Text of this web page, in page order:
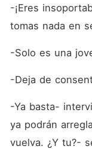
-¡Eres
tomas nada en
-Solo es una
-Deja de
-Ya basta-
ya podrán
vuelva. ¿Y tu?-